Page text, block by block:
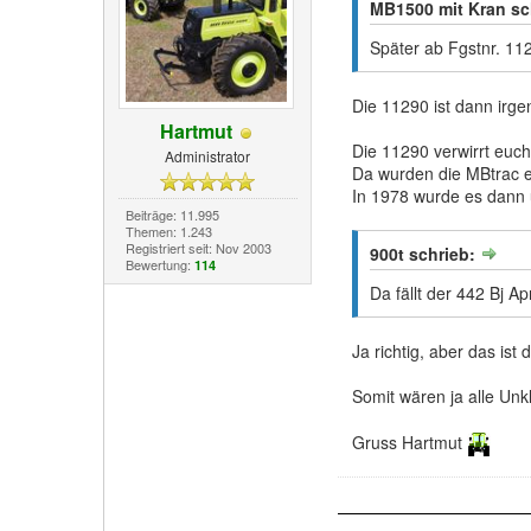
Hartmut
Administrator
Beiträge: 11.995
Themen: 1.243
Registriert seit: Nov 2003
Bewertung: 114
MB1500 mit Kran
Später ab Fgstnr.
Die 11290 ist dann
Die 11290 verwirrt
Da wurden die MBtrac
In 1978 wurde es
900t schrieb:
Da fällt der 442 Bj
Ja richtig, aber das ist
Somit wären ja alle
Gruss Hartmut